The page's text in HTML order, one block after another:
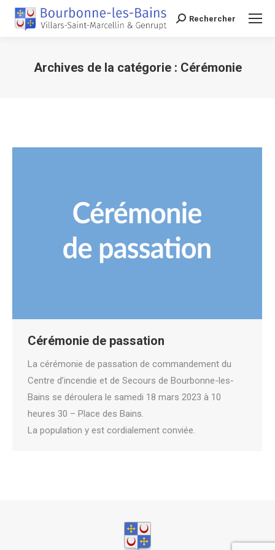
Recherche
Rechercher
Archives de la catégorie : Cérémonie
Cérémonie de passation
La cérémonie de passation de commandement du
Centre d’incendie et de Secours de Bourbonne-les-
Bains se déroulera le samedi 18 mars 2023 à 10
heures 30 – Place des Bains.
La population y est cordialement conviée.